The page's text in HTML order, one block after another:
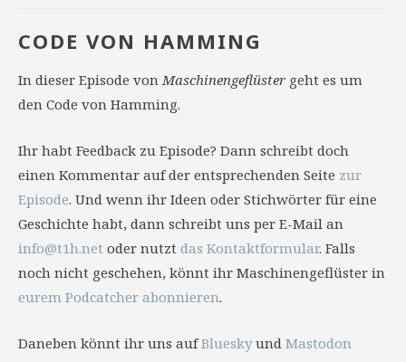
CODE VON HAMMING
In dieser Episode vonMaschinengeflüster geht es um
den Code von Hamming.
Ihr habt Feedback zu Episode? Dann schreibt doch
einen Kommentar auf der entsprechenden Seite zur
Episode. Und wenn ihr Ideen oder Stichwörter für eine
Geschichte habt, dann schreibt uns per E-Mail an
info@t1h.net oder nutzt das Kontaktformular. Falls
noch nicht geschehen, könnt ihr Maschinengeflüster in
eurem Podcatcher abonnieren.
Daneben könnt ihr uns aufBlueskyund Mastodon